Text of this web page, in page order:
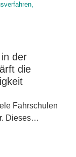
der
die
Fahrschulen
Dieses…